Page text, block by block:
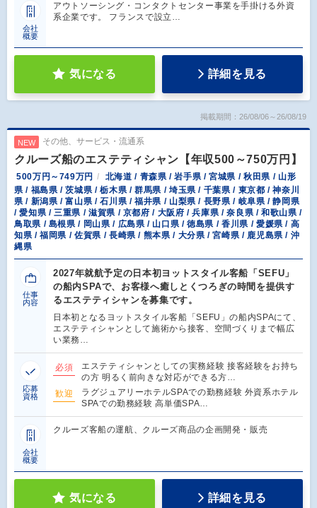
会社
概要
アウトソーシング・コンタクトセンター事業を手掛ける外資
系企業です。 フランスで設立…
気になる 詳細を見る
掲載期間：26/08/06～26/08/19
NEW その他、サービス・流通系
クルーズ船のエステティシャン【年収500～750万円】
500万円～749万円
北海道 / 青森県 / 岩手県 / 宮城県 / 秋田県 / 山形
県 / 福島県 / 茨城県 / 栃木県 / 群馬県 / 埼玉県 / 千葉県 / 東京都 / 神奈川
県 / 新潟県 / 富山県 / 石川県 / 福井県 / 山梨県 / 長野県 / 岐阜県 / 静岡県
/ 愛知県 / 三重県 / 滋賀県 / 京都府 / 大阪府 / 兵庫県 / 奈良県 / 和歌山県 /
鳥取県 / 島根県 / 岡山県 / 広島県 / 山口県 / 徳島県 / 香川県 / 愛媛県 / 高
知県 / 福岡県 / 佐賀県 / 長崎県 / 熊本県 / 大分県 / 宮崎県 / 鹿児島県 / 沖
縄県
仕事
内容
2027年就航予定の日本初ヨットスタイル客船「SEFU」
の船内SPAで、お客様へ癒しとくつろぎの時間を提供す
るエステティシャンを募集です。
日本初となるヨットスタイル客船「SEFU」の船内SPAにて、
エステティシャンとして施術から接客、空間づくりまで幅広
い業務…
応募
資格
必須
エステティシャンとしての実務経験 接客経験をお持ち
の方 明るく前向きな対応ができる方…
歓迎
ラグジュアリーホテルSPAでの勤務経験 外資系ホテル
SPAでの勤務経験 高単価SPA…
会社
概要
クルーズ客船の運航、クルーズ商品の企画開発・販売
気になる 詳細を見る